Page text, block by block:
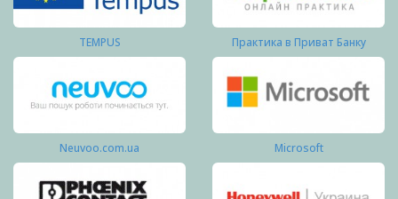
TEMPUS Практика в Приват Банку
Neuvoo.com.ua Microsoft